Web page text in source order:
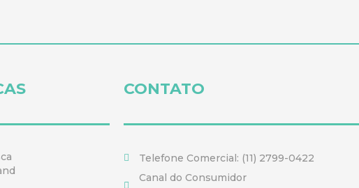
CONTATO
Telefone Comercial: (11) 2799-0422
Canal do Consumidor